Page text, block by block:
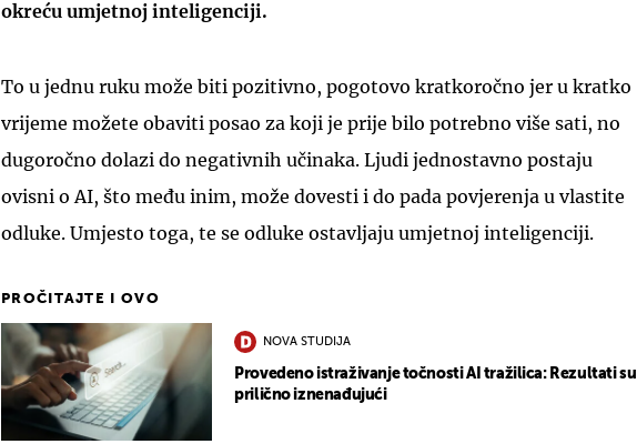
okreću umjetnoj inteligenciji.
To u jednu ruku može biti pozitivno, pogotovo kratkoročno jer u kratko
vrijeme možete obaviti posao za koji je prije bilo potrebno više sati, no
dugoročno dolazi do negativnih učinaka. Ljudi jednostavno postaju
ovisni o AI, što među inim, može dovesti i do pada povjerenja u vlastite
odluke. Umjesto toga, te se odluke ostavljaju umjetnoj inteligenciji.
PROČITAJTE I OVO
NOVA STUDIJA
Provedeno istraživanje točnosti AI tražilica: Rezultati su
prilično iznenađujući